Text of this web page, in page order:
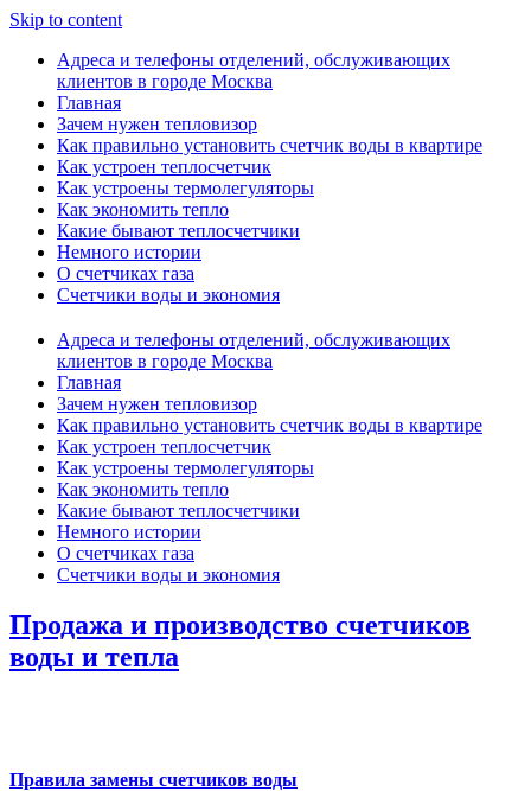
Skip to content
Адреса и телефоны отделений, обслуживающих
клиентов в городе Москва
Главная
Зачем нужен тепловизор
Как правильно установить счетчик воды в квартире
Как устроен теплосчетчик
Как устроены термолегуляторы
Как экономить тепло
Какие бывают теплосчетчики
Немного истории
О счетчиках газа
Счетчики воды и экономия
Адреса и телефоны отделений, обслуживающих
клиентов в городе Москва
Главная
Зачем нужен тепловизор
Как правильно установить счетчик воды в квартире
Как устроен теплосчетчик
Как устроены термолегуляторы
Как экономить тепло
Какие бывают теплосчетчики
Немного истории
О счетчиках газа
Счетчики воды и экономия
Продажа и производство счетчиков
воды и тепла
Правила замены счетчиков воды